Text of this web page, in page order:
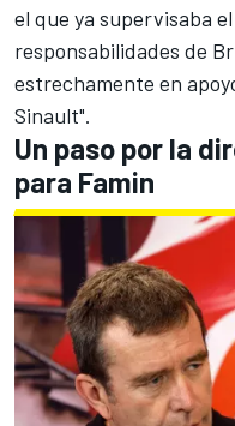
el que ya supervisaba
responsabilidades de
estrechamente en
Sinault".
Un paso por la
para Famin